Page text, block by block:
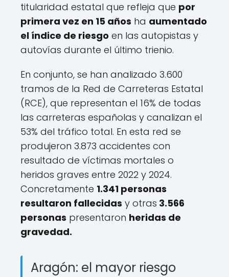
titularidad estatal que refleja que por
primera vez en 15 años ha aumentado
el índice de riesgo en las autopistas y
autovías durante el último trienio.
En conjunto, se han analizado 3.600
tramos de la Red de Carreteras Estatal
(RCE), que representan el 16% de todas
las carreteras españolas y canalizan el
53% del tráfico total. En esta red se
produjeron 3.873 accidentes con
resultado de víctimas mortales o
heridos graves entre 2022 y 2024.
Concretamente 1.341 personas
resultaron fallecidas y otras 3.566
personas presentaron heridas de
gravedad.
Aragón: el mayor riesgo